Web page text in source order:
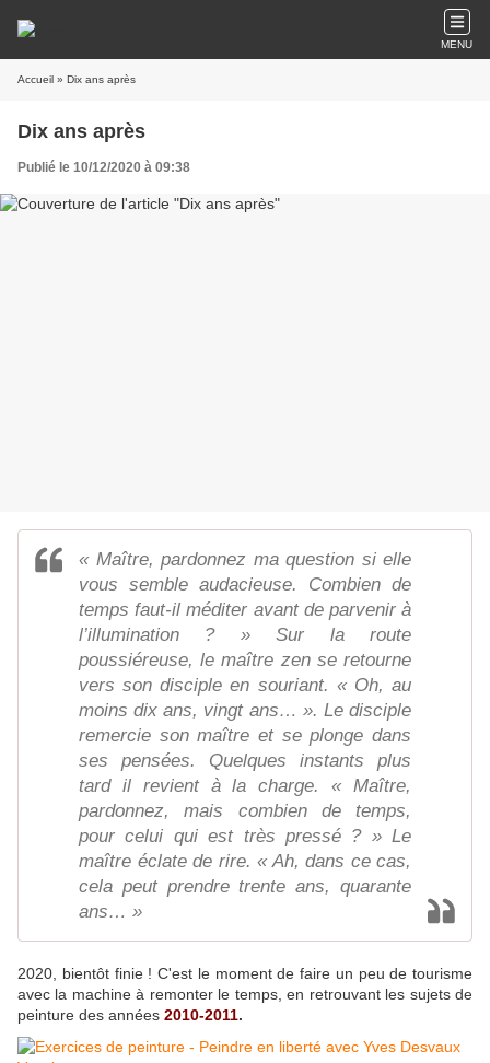
MENU
Accueil » Dix ans après
Dix ans après
Publié le 10/12/2020 à 09:38
« Maître, pardonnez ma question si elle
vous semble audacieuse. Combien de
temps faut-il méditer avant de parvenir à
l’illumination ? » Sur la route
poussiéreuse, le maître zen se retourne
vers son disciple en souriant. « Oh, au
moins dix ans, vingt ans… ». Le disciple
remercie son maître et se plonge dans
ses pensées. Quelques instants plus
tard il revient à la charge. « Maître,
pardonnez, mais combien de temps,
pour celui qui est très pressé ? » Le
maître éclate de rire. « Ah, dans ce cas,
cela peut prendre trente ans, quarante
ans… »
2020, bientôt finie ! C'est le moment de faire un peu de tourisme
avec la machine à remonter le temps, en retrouvant les sujets de
peinture des années 2010-2011.